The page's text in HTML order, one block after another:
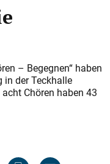
– Begegnen“ haben
in der Teckhalle
Chören haben 43